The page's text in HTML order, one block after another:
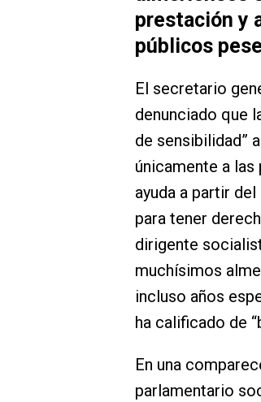
prestación y
públicos
El secretario
denunciado que
de sensibilidad”
únicamente a
ayuda a partir
para tener
dirigente
muchísimos
incluso años
ha calificado de
En una
parlamentario